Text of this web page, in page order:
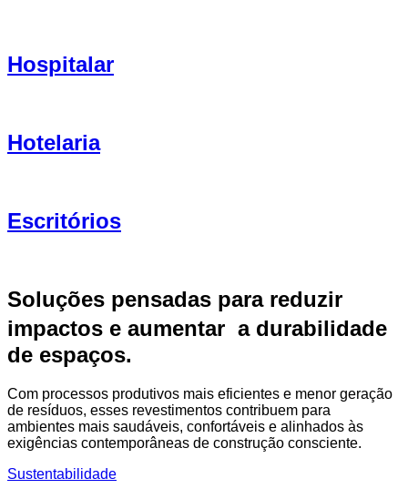
Hospitalar
Hotelaria
Escritórios
Soluções pensadas para reduzir
impactos e aumentar a durabilidade
de espaços.
Com processos produtivos mais eficientes e menor geração
de resíduos, esses revestimentos contribuem para
ambientes mais saudáveis, confortáveis e alinhados às
exigências contemporâneas de construção consciente.
Sustentabilidade